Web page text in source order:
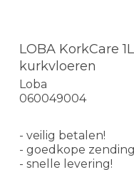
LOBA KorkCare
kurkvloeren
Loba
060049004
- veilig betalen!
- goedkope
- snelle levering!